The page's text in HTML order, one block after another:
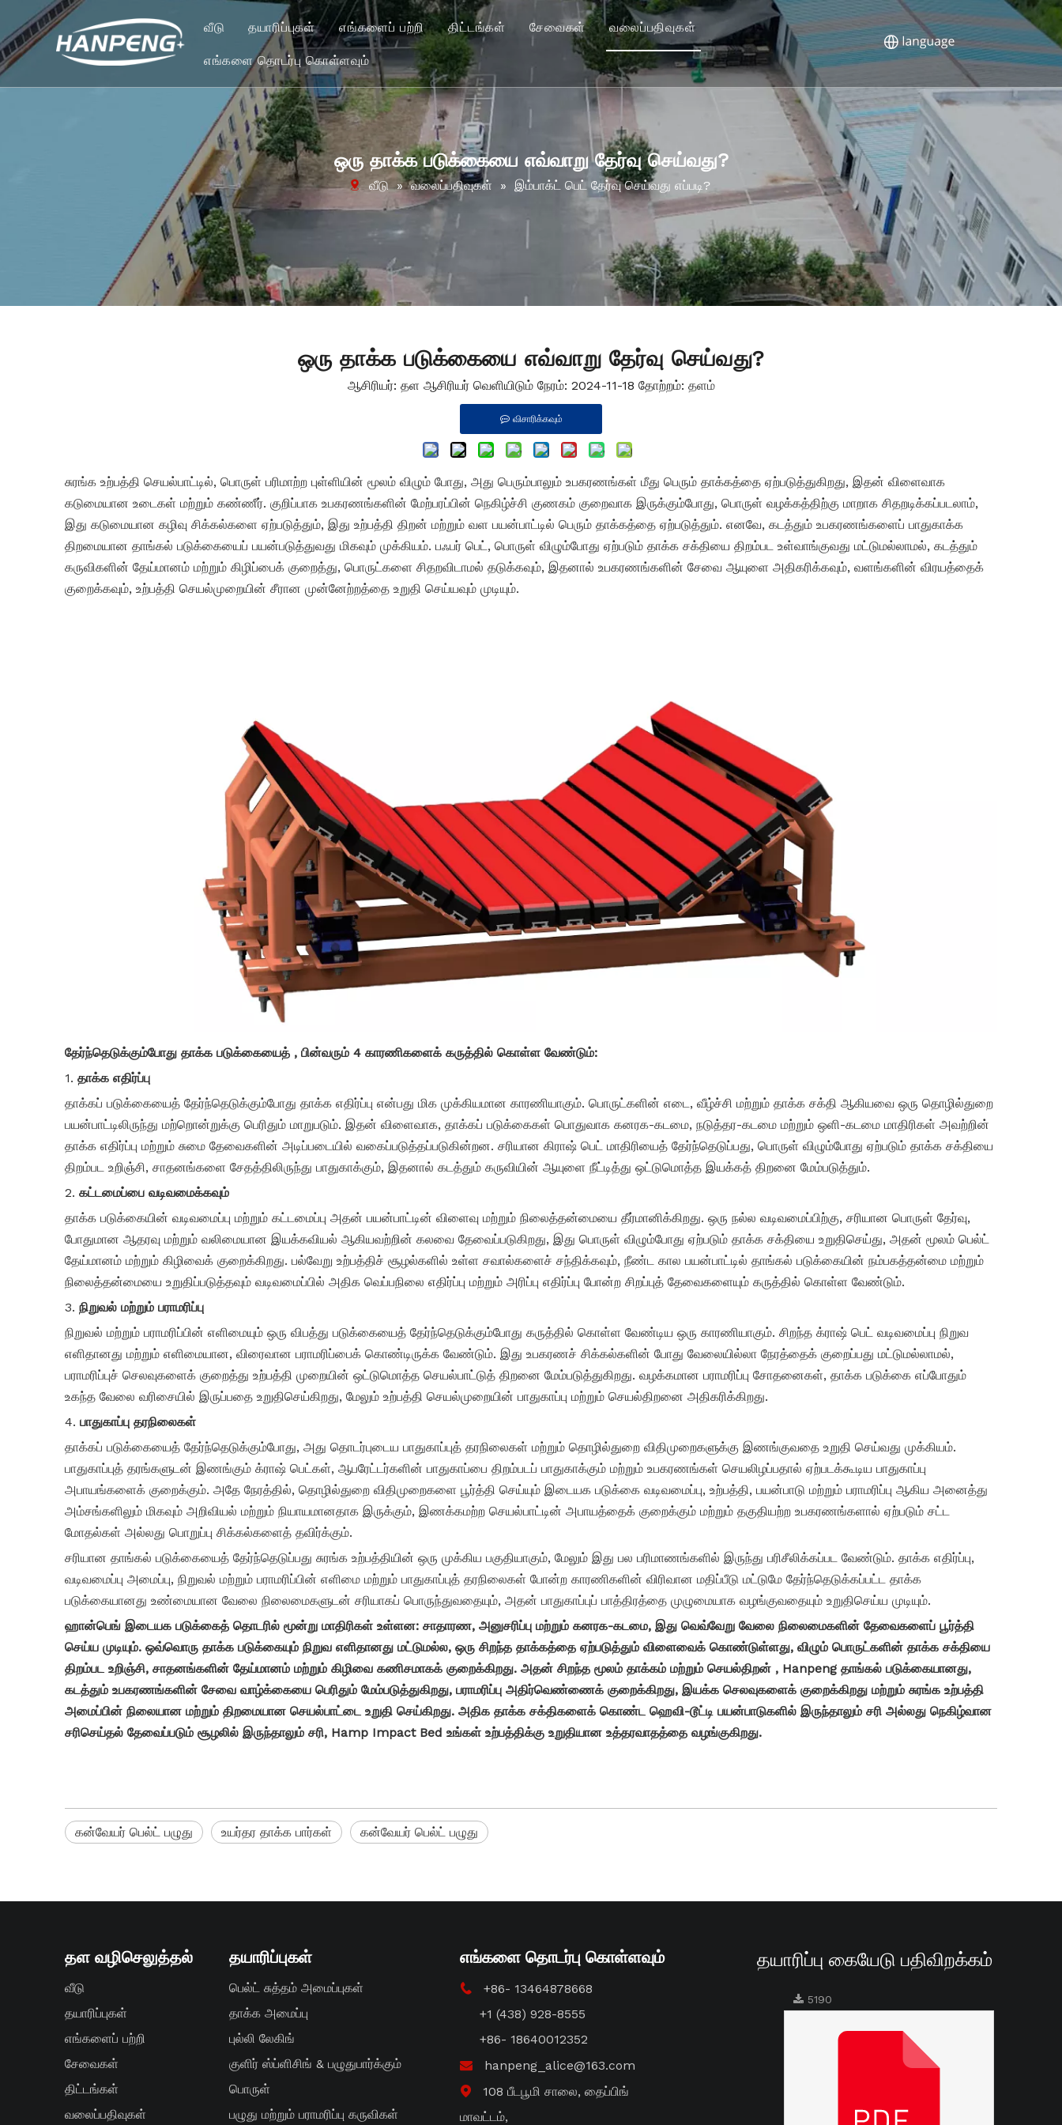
வீடு தயாரிப்புகள்
பெல்ட் சுத்தம் அமைப்புகள்
தாக்க அமைப்பு
புல்லி லேகிங்
குளிர் ஸ்ப்ளிசிங் & பழுதுபார்க்கும் பொருள்
பழுது மற்றும் பராமரிப்பு கருவிகள்
ஹாட் ஸ்ப்ளிசிங் & ரிப்பேர் மெட்டீரியல்
பாதுகாப்பு அணியுங்கள்
டிராக்கர் ரோலர் சிஸ்டம்ஸ்
எங்களைப் பற்றி
நிறுவனத்தின் சுயவிவரம்
வீடியோ
பதிவிறக்கவும்
திட்டங்கள் சேவைகள்
வலைப்பதிவுகள்
எங்களை தொடர்பு கொள்ளவும்
ஒரு தாக்க படுக்கையை எவ்வாறு தேர்வு செய்வது?
வீடு » வலைப்பதிவுகள் » இம்பாக்ட் பெட் தேர்வு செய்வது எப்படி?
ஒரு தாக்க படுக்கையை எவ்வாறு தேர்வு செய்வது?
ஆசிரியர்: தள ஆசிரியர் வெளியிடும் நேரம்: 2024-11-18 தோற்றம்: தளம்
விசாரிக்கவும்
சுரங்க உற்பத்தி செயல்பாட்டில், பொருள் பரிமாற்ற புள்ளியின் மூலம் விழும் போது, ​​அது பெரும்பாலும் உபகரணங்கள் மீது பெரும் தாக்கத்தை ஏற்படுத்துகிறது, இதன் விளைவாக
கடுமையான உடைகள் மற்றும் கண்ணீர். குறிப்பாக உபகரணங்களின் மேற்பரப்பின் நெகிழ்ச்சி குணகம் குறைவாக இருக்கும்போது, ​​​​பொருள் வழக்கத்திற்கு மாறாக சிதறடிக்கப்படலாம்,
இது கடுமையான கழிவு சிக்கல்களை ஏற்படுத்தும், இது உற்பத்தி திறன் மற்றும் வள பயன்பாட்டில் பெரும் தாக்கத்தை ஏற்படுத்தும். எனவே, கடத்தும் உபகரணங்களைப் பாதுகாக்க
திறமையான தாங்கல் படுக்கையைப் பயன்படுத்துவது மிகவும் முக்கியம். பஃபர் பெட், பொருள் விழும்போது ஏற்படும் தாக்க சக்தியை திறம்பட உள்வாங்குவது மட்டுமல்லாமல், கடத்தும்
கருவிகளின் தேய்மானம் மற்றும் கிழிப்பைக் குறைத்து, பொருட்களை சிதறவிடாமல் தடுக்கவும், இதனால் உபகரணங்களின் சேவை ஆயுளை அதிகரிக்கவும், வளங்களின் விரயத்தைக்
குறைக்கவும், உற்பத்தி செயல்முறையின் சீரான முன்னேற்றத்தை உறுதி செய்யவும் முடியும்.
தேர்ந்தெடுக்கும்போது தாக்க படுக்கையைத் , ​​​​பின்வரும் 4 காரணிகளைக் கருத்தில் கொள்ள வேண்டும்:
1. தாக்க எதிர்ப்பு
தாக்கப் படுக்கையைத் தேர்ந்தெடுக்கும்போது தாக்க எதிர்ப்பு என்பது மிக முக்கியமான காரணியாகும். பொருட்களின் எடை, வீழ்ச்சி மற்றும் தாக்க சக்தி ஆகியவை ஒரு தொழில்துறை
பயன்பாட்டிலிருந்து மற்றொன்றுக்கு பெரிதும் மாறுபடும். இதன் விளைவாக, தாக்கப் படுக்கைகள் பொதுவாக கனரக-கடமை, நடுத்தர-கடமை மற்றும் ஒளி-கடமை மாதிரிகள் அவற்றின்
தாக்க எதிர்ப்பு மற்றும் சுமை தேவைகளின் அடிப்படையில் வகைப்படுத்தப்படுகின்றன. சரியான கிராஷ் பெட் மாதிரியைத் தேர்ந்தெடுப்பது, பொருள் விழும்போது ஏற்படும் தாக்க சக்தியை
திறம்பட உறிஞ்சி, சாதனங்களை சேதத்திலிருந்து பாதுகாக்கும், இதனால் கடத்தும் கருவியின் ஆயுளை நீட்டித்து ஒட்டுமொத்த இயக்கத் திறனை மேம்படுத்தும்.
2. கட்டமைப்பை வடிவமைக்கவும்
தாக்க படுக்கையின் வடிவமைப்பு மற்றும் கட்டமைப்பு அதன் பயன்பாட்டின் விளைவு மற்றும் நிலைத்தன்மையை தீர்மானிக்கிறது. ஒரு நல்ல வடிவமைப்பிற்கு, சரியான பொருள் தேர்வு,
போதுமான ஆதரவு மற்றும் வலிமையான இயக்கவியல் ஆகியவற்றின் கலவை தேவைப்படுகிறது, இது பொருள் விழும்போது ஏற்படும் தாக்க சக்தியை உறுதிசெய்து, அதன் மூலம் பெல்ட்
தேய்மானம் மற்றும் கிழிவைக் குறைக்கிறது. பல்வேறு உற்பத்திச் சூழல்களில் உள்ள சவால்களைச் சந்திக்கவும், நீண்ட கால பயன்பாட்டில் தாங்கல் படுக்கையின் நம்பகத்தன்மை மற்றும்
நிலைத்தன்மையை உறுதிப்படுத்தவும் வடிவமைப்பில் அதிக வெப்பநிலை எதிர்ப்பு மற்றும் அரிப்பு எதிர்ப்பு போன்ற சிறப்புத் தேவைகளையும் கருத்தில் கொள்ள வேண்டும்.
3. நிறுவல் மற்றும் பராமரிப்பு
நிறுவல் மற்றும் பராமரிப்பின் எளிமையும் ஒரு விபத்து படுக்கையைத் தேர்ந்தெடுக்கும்போது கருத்தில் கொள்ள வேண்டிய ஒரு காரணியாகும். சிறந்த க்ராஷ் பெட் வடிவமைப்பு நிறுவ
எளிதானது மற்றும் எளிமையான, விரைவான பராமரிப்பைக் கொண்டிருக்க வேண்டும். இது உபகரணச் சிக்கல்களின் போது வேலையில்லா நேரத்தைக் குறைப்பது மட்டுமல்லாமல்,
பராமரிப்புச் செலவுகளைக் குறைத்து உற்பத்தி முறையின் ஒட்டுமொத்த செயல்பாட்டுத் திறனை மேம்படுத்துகிறது. வழக்கமான பராமரிப்பு சோதனைகள், தாக்க படுக்கை எப்போதும்
உகந்த வேலை வரிசையில் இருப்பதை உறுதிசெய்கிறது, மேலும் உற்பத்தி செயல்முறையின் பாதுகாப்பு மற்றும் செயல்திறனை அதிகரிக்கிறது.
4. பாதுகாப்பு தரநிலைகள்
தாக்கப் படுக்கையைத் தேர்ந்தெடுக்கும்போது, ​​அது தொடர்புடைய பாதுகாப்புத் தரநிலைகள் மற்றும் தொழில்துறை விதிமுறைகளுக்கு இணங்குவதை உறுதி செய்வது முக்கியம்.
பாதுகாப்புத் தரங்களுடன் இணங்கும் க்ராஷ் பெட்கள், ஆபரேட்டர்களின் பாதுகாப்பை திறம்படப் பாதுகாக்கும் மற்றும் உபகரணங்கள் செயலிழப்பதால் ஏற்படக்கூடிய பாதுகாப்பு
அபாயங்களைக் குறைக்கும். அதே நேரத்தில், தொழில்துறை விதிமுறைகளை பூர்த்தி செய்யும் இடையக படுக்கை வடிவமைப்பு, உற்பத்தி, பயன்பாடு மற்றும் பராமரிப்பு ஆகிய அனைத்து
அம்சங்களிலும் மிகவும் அறிவியல் மற்றும் நியாயமானதாக இருக்கும், இணக்கமற்ற செயல்பாட்டின் அபாயத்தைக் குறைக்கும் மற்றும் தகுதியற்ற உபகரணங்களால் ஏற்படும் சட்ட
மோதல்கள் அல்லது பொறுப்பு சிக்கல்களைத் தவிர்க்கும்.
சரியான தாங்கல் படுக்கையைத் தேர்ந்தெடுப்பது சுரங்க உற்பத்தியின் ஒரு முக்கிய பகுதியாகும், மேலும் இது பல பரிமாணங்களில் இருந்து பரிசீலிக்கப்பட வேண்டும். தாக்க எதிர்ப்பு,
வடிவமைப்பு அமைப்பு, நிறுவல் மற்றும் பராமரிப்பின் எளிமை மற்றும் பாதுகாப்புத் தரநிலைகள் போன்ற காரணிகளின் விரிவான மதிப்பீடு மட்டுமே தேர்ந்தெடுக்கப்பட்ட தாக்க
படுக்கையானது உண்மையான வேலை நிலைமைகளுடன் சரியாகப் பொருந்துவதையும், அதன் பாதுகாப்புப் பாத்திரத்தை முழுமையாக வழங்குவதையும் உறுதிசெய்ய முடியும்.
ஹான்பெங் இடையக படுக்கைத் தொடரில் மூன்று மாதிரிகள் உள்ளன: சாதாரண, அனுசரிப்பு மற்றும் கனரக-கடமை, இது வெவ்வேறு வேலை நிலைமைகளின் தேவைகளைப் பூர்த்தி
செய்ய முடியும். ஒவ்வொரு தாக்க படுக்கையும் நிறுவ எளிதானது மட்டுமல்ல, ஒரு சிறந்த தாக்கத்தை ஏற்படுத்தும் விளைவைக் கொண்டுள்ளது, விழும் பொருட்களின் தாக்க சக்தியை
திறம்பட உறிஞ்சி, சாதனங்களின் தேய்மானம் மற்றும் கிழிவை கணிசமாகக் குறைக்கிறது. அதன் சிறந்த மூலம் தாக்கம் மற்றும் செயல்திறன் , Hanpeng தாங்கல் படுக்கையானது,
கடத்தும் உபகரணங்களின் சேவை வாழ்க்கையை பெரிதும் மேம்படுத்துகிறது, பராமரிப்பு அதிர்வெண்ணைக் குறைக்கிறது, இயக்க செலவுகளைக் குறைக்கிறது மற்றும் சுரங்க உற்பத்தி
அமைப்பின் நிலையான மற்றும் திறமையான செயல்பாட்டை உறுதி செய்கிறது. அதிக தாக்க சக்திகளைக் கொண்ட ஹெவி-டூட்டி பயன்பாடுகளில் இருந்தாலும் சரி அல்லது நெகிழ்வான
சரிசெய்தல் தேவைப்படும் சூழலில் இருந்தாலும் சரி, Hamp Impact Bed உங்கள் உற்பத்திக்கு உறுதியான உத்தரவாதத்தை வழங்குகிறது.
கன்வேயர் பெல்ட் பழுது உயர்தர தாக்க பார்கள் கன்வேயர் பெல்ட் பழுது
தள வழிசெலுத்தல்
வீடு
தயாரிப்புகள்
எங்களைப் பற்றி
சேவைகள்
திட்டங்கள்
வலைப்பதிவுகள்
தயாரிப்புகள்
பெல்ட் சுத்தம் அமைப்புகள்
தாக்க அமைப்பு
புல்லி லேகிங்
குளிர் ஸ்ப்ளிசிங் & பழுதுபார்க்கும்
பொருள்
பழுது மற்றும் பராமரிப்பு கருவிகள்
எங்களை தொடர்பு கொள்ளவும்

+86- 13464878668
+1 (438) 928-8555
+86- 18640012352
 hanpeng_alice@163.com

108 பீடபூமி சாலை, தைப்பிங்
மாவட்டம்,
தயாரிப்பு கையேடு பதிவிறக்கம்
5190